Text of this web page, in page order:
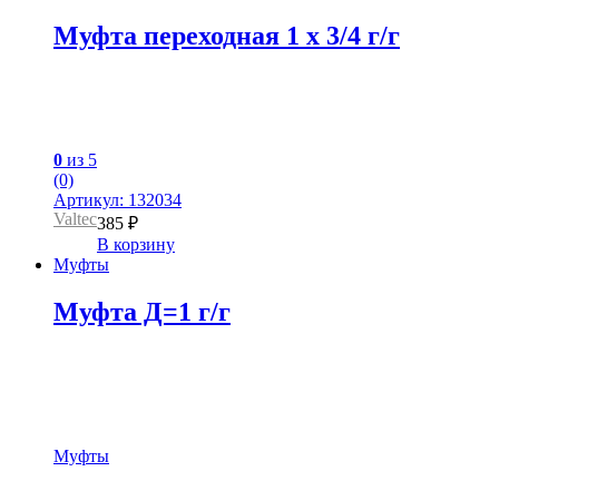
Муфта переходная 1 x 3/4 г/г
0 из 5
(0)
Артикул: 132034
Valtec385 ₽
В корзину
Муфты
Муфта Д=1 г/г
Муфты